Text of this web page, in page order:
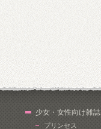
少女・女性向け雑誌
プリンセス